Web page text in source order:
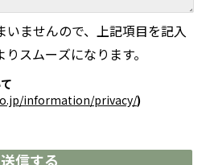
ませんので、上記項目を記入
スムーズになります。
て
information/privacy/)